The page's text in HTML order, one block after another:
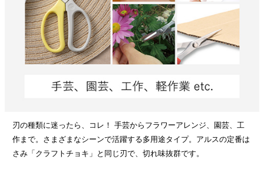
刃の種類に迷ったら、コレ！ 手芸からフラワーアレンジ、園芸、工
作まで。さまざまなシーンで活躍する多用途タイプ。アルスの定番は
さみ「クラフトチョキ」と同じ刃で、切れ味抜群です。